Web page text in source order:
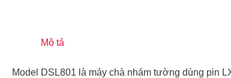
Mô tả
Model DSL801 là máy chà nhám tường dùng pin